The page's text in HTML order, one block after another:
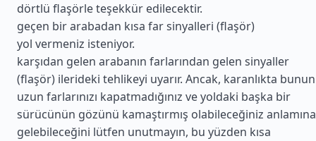
dörtlü flaşörle teşekkür edilecektir.
geçen bir arabadan kısa far sinyalleri (flaşör)
yol vermeniz isteniyor.
karşıdan gelen arabanın farlarından gelen sinyaller
(flaşör) ilerideki tehlikeyi uyarır. Ancak, karanlıkta bunun
uzun farlarınızı kapatmadığınız ve yoldaki başka bir
sürücünün gözünü kamaştırmış olabileceğiniz anlamına
gelebileceğini lütfen unutmayın, bu yüzden kısa